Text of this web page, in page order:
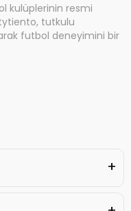
kulüplerinin resmi
tutkulu
futbol deneyimini bir